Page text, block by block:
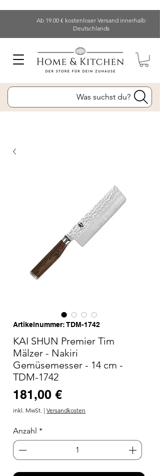
Ab 19.00 € kostenloser Versand innerhalb
Deutschlands
Was suchst du?
Artikelnummer: TDM-1742
KAI SHUN Premier Tim
Mälzer - Nakiri
Gemüsemesser - 14 cm -
TDM-1742
181,00 €Preis
inkl. MwSt. | Versandkosten
Anzahl *